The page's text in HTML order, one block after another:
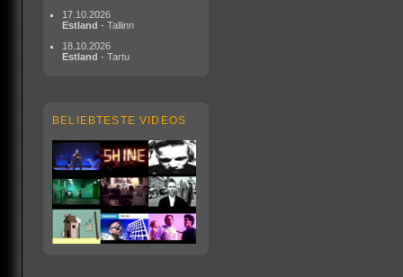
17.10.2026
Estland - Tallinn
18.10.2026
Estland - Tartu
BELIEBTESTE VIDEOS